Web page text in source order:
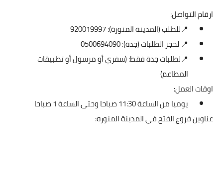
ارقام التواصل:
📍للطلب (المدينة المنورة): 920019997
📍 لحجز الطلبات (جدة): 0500694090
📍لطلبات جدة فقط: (سفري أو مرسول أو تطبيقات
المطاعم)
اوقات العمل:
يوميا من الساعة 11:30 صباحا وحتى الساعة 1 صباحا
عناوين فروع الفتح في المدينة المنوره: